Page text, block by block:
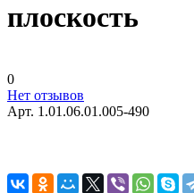
плоскость
0
Нет отзывов
Арт. 1.01.06.01.005-490